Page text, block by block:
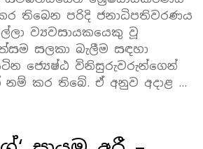
තිබෙන පරිදි ජනාධිපතිවරණය
ව්‍යවසායකයෙකු වූ
සලකා බැලීම සඳහා
ජ්‍යෙෂ්ඨ විනිසුරුවරුන්ගෙන්
කර තිබේ. ඒ අනුව අදාළ …